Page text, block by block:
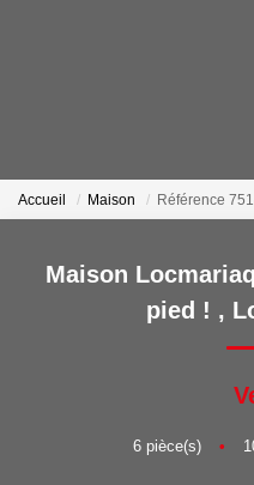
NOS
Accueil Maison Référence
Maison
pied ! ,
6pièce(s) •